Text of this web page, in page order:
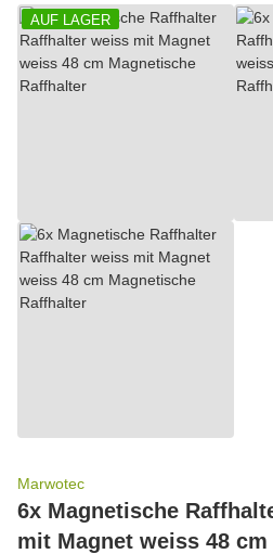
AUF LAGER
Marwotec
6x Magnetische
mit Magnet weiss 48